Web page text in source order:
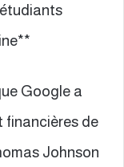
Google a
financières de
Johnson